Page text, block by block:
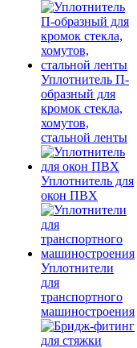
Уплотнитель П-
образный для
кромок стекла,
хомутов,
стальной ленты
Уплотнитель для
окон ПВХ
Уплотнители
для
транспортного
машиностроения